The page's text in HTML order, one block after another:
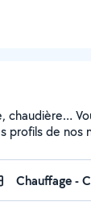
chaudière…
profils de